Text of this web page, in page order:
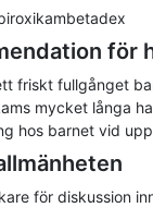
för
friskt fullgånget
mycket långa
hos barnet vid
för diskussion